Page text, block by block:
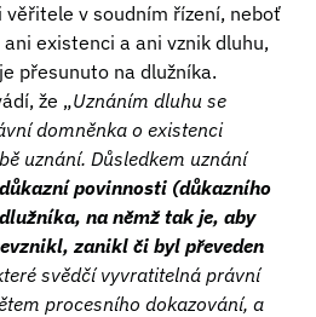
věřitele v soudním řízení, neboť
existenci a ani vznik dluhu,
přesunuto na dlužníka.
že „Uznáním dluhu se
domněnka o existenci
uznání. Důsledkem uznání
povinnosti (důkazního
na němž tak je, aby
zanikl či byl převeden
svědčí vyvratitelná právní
procesního dokazování, a